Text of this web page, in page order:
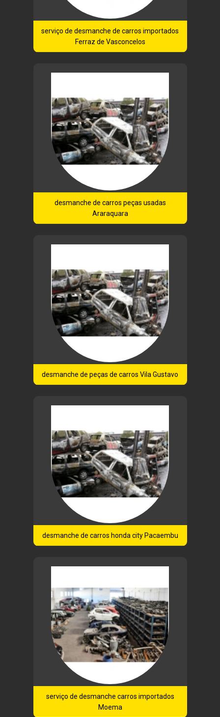
serviço de desmanche de carros importados
Ferraz de Vasconcelos
desmanche de carros peças usadas
Araraquara
desmanche de peças de carros Vila Gustavo
desmanche de carros honda city Pacaembu
serviço de desmanche carros importados
Moema